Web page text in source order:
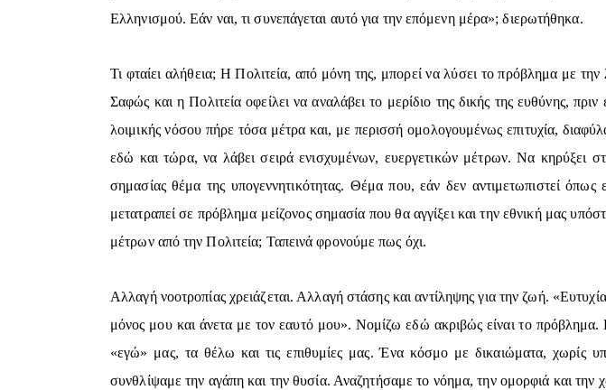
Ελληνισμού. Εάν ναι, τι συνεπάγεται αυτό για την επόμενη μέρα»; διερωτήθηκα.
Τι φταίει αλήθεια; Η Πολιτεία, από μόνη της, μπορεί να λύσει το πρόβλημα με την
Σαφώς και η Πολιτεία οφείλει να αναλάβει το μερίδιο της δικής της ευθύνης,
λοιμικής νόσου πήρε τόσα μέτρα και, με περισσή ομολογουμένως επιτυχία,
εδώ και τώρα, να λάβει σειρά ενισχυμένων, ευεργετικών μέτρων. Να κηρύξει
σημασίας θέμα της υπογεννητικότητας. Θέμα που, εάν δεν αντιμετωπιστεί όπως
μετατραπεί σε πρόβλημα μείζονος σημασία που θα αγγίξει και την εθνική μας
μέτρων από την Πολιτεία; Ταπεινά φρονούμε πως όχι.
Αλλαγή νοοτροπίας χρειάζεται. Αλλαγή στάσης και αντίληψης για την ζωή.
μόνος μου και άνετα με τον εαυτό μου». Νομίζω εδώ ακριβώς είναι το
«εγώ» μας, τα θέλω και τις επιθυμίες μας. Ένα κόσμο με δικαιώματα,
συνθλίψαμε την αγάπη και την θυσία. Αναζητήσαμε το νόημα, την ομορφιά και